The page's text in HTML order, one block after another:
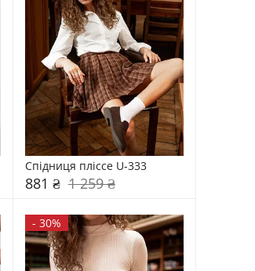
Спідниця пліссе U-333
881 ₴ 1 259 ₴
- 30%